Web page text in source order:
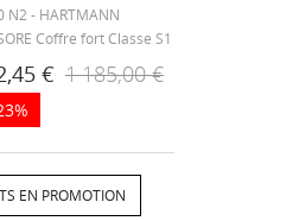
N2 - HARTMANN
Coffre fort Classe S1
à clés) Norme
EN 14450
anti-perçage au
du système de
Construction
fort en acier 1er
Sructure...
€ 1 185,00 €
EN PROMOTION